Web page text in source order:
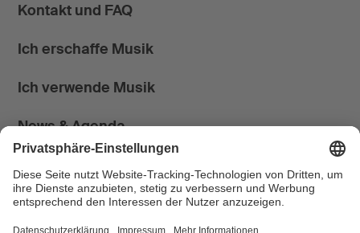
Kontakt und FAQ
Ich erschaffe Musik
Ich verwende Musik
News & Agenda